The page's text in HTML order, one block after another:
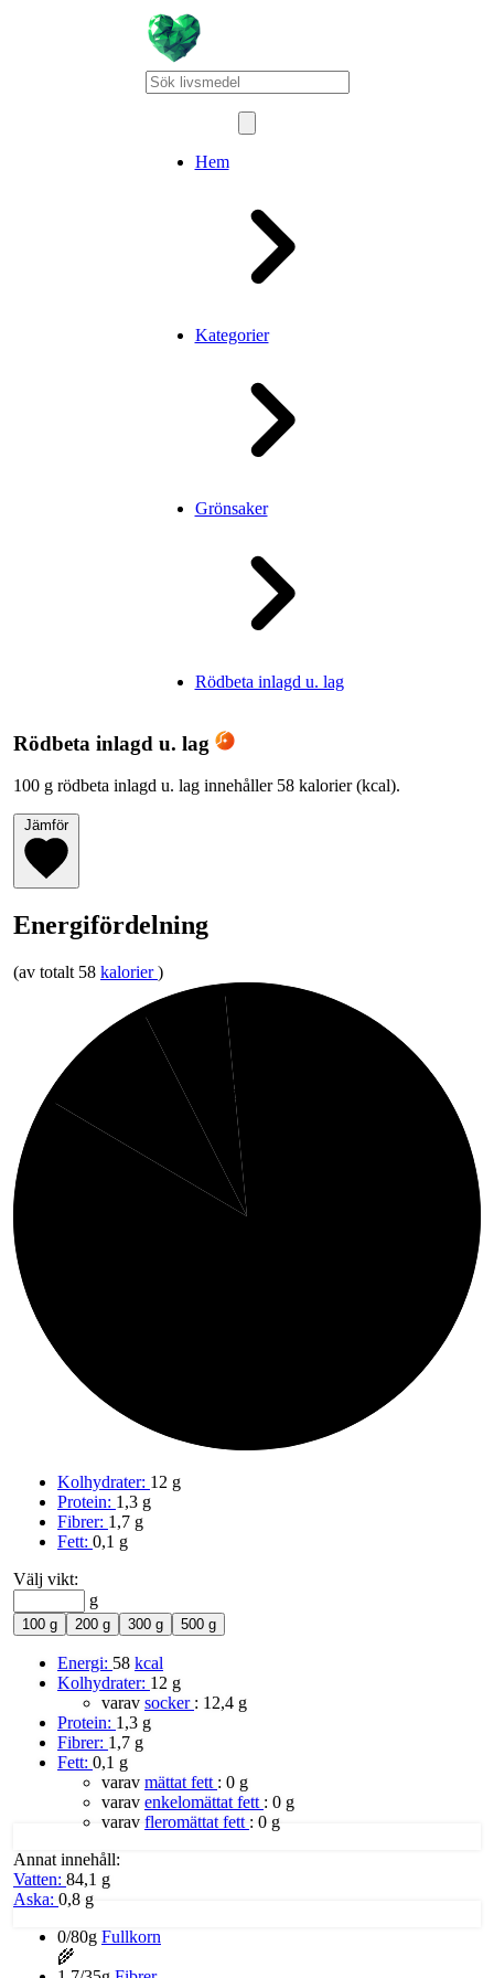
Hem
Kategorier
Grönsaker
Rödbeta inlagd u. lag
Rödbeta inlagd u. lag
100 g rödbeta inlagd u. lag innehåller 58 kalorier (kcal).
Jämför
Energifördelning
(av totalt 58 kalorier )
2%
Fett
Kolhydrater: 12 g
Protein: 1,3 g
Fibrer: 1,7 g
Fett: 0,1 g
Välj vikt:
g
100 g 200 g 300 g 500 g
Energi: 58 kcal
Kolhydrater: 12 g
varav socker : 12,4 g
Protein: 1,3 g
Fibrer: 1,7 g
Fett: 0,1 g
varav mättat fett : 0 g
varav enkelomättat fett : 0 g
varav fleromättat fett : 0 g
Annat innehåll:
Vatten: 84,1 g
Aska: 0,8 g
0/80g Fullkorn
🌾